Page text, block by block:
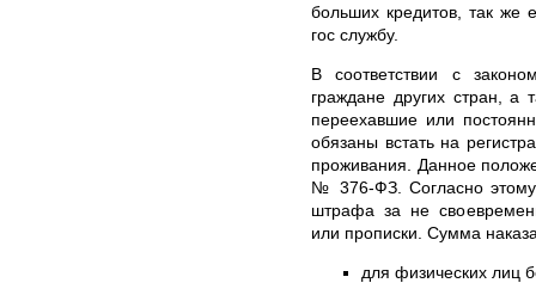
больших кредитов, так же
гос службу.
В соответствии с
граждане других стран, а
переехавшие или
обязаны встать на
проживания. Данное
№ 376-ФЗ. Согласно этому
штрафа за не
или прописки. Сумма
для физических лиц